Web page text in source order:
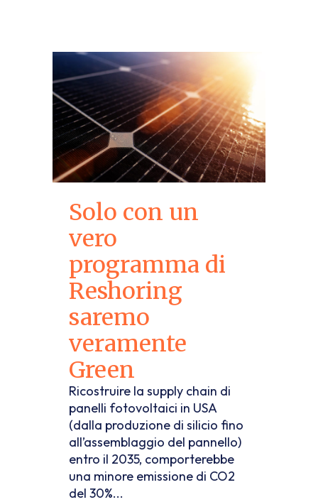
Solo con un
vero
programma di
Reshoring
saremo
veramente
Green
Ricostruire la supply chain di
panelli fotovoltaici in USA
(dalla produzione di silicio fino
all’assemblaggio del pannello)
entro il 2035, comporterebbe
una minore emissione di CO2
del 30%...